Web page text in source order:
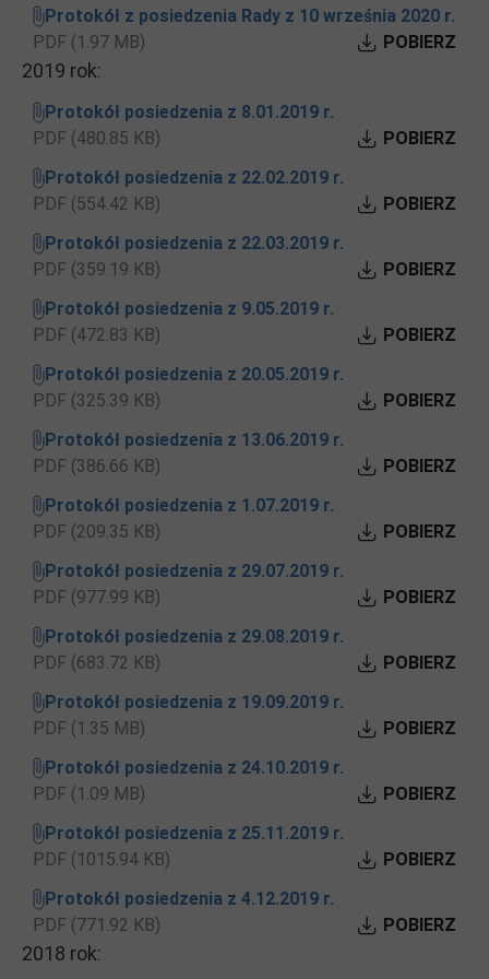
Protokół z posiedzenia Rady z 10 września 2020 r.
PDF (1.97 MB)
POBIERZ
2019 rok:
Protokół posiedzenia z 8.01.2019 r.
PDF (480.85 KB)
POBIERZ
Protokół posiedzenia z 22.02.2019 r.
PDF (554.42 KB)
POBIERZ
Protokół posiedzenia z 22.03.2019 r.
PDF (359.19 KB)
POBIERZ
Protokół posiedzenia z 9.05.2019 r.
PDF (472.83 KB)
POBIERZ
Protokół posiedzenia z 20.05.2019 r.
PDF (325.39 KB)
POBIERZ
Protokół posiedzenia z 13.06.2019 r.
PDF (386.66 KB)
POBIERZ
Protokół posiedzenia z 1.07.2019 r.
PDF (209.35 KB)
POBIERZ
Protokół posiedzenia z 29.07.2019 r.
PDF (977.99 KB)
POBIERZ
Protokół posiedzenia z 29.08.2019 r.
PDF (683.72 KB)
POBIERZ
Protokół posiedzenia z 19.09.2019 r.
PDF (1.35 MB)
POBIERZ
Protokół posiedzenia z 24.10.2019 r.
PDF (1.09 MB)
POBIERZ
Protokół posiedzenia z 25.11.2019 r.
PDF (1015.94 KB)
POBIERZ
Protokół posiedzenia z 4.12.2019 r.
PDF (771.92 KB)
POBIERZ
2018 rok: